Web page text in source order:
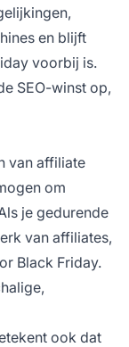
en blijft
voorbij is.
SEO-winst op,
van affiliate
om
je gedurende
van affiliates,
Black Friday.
ook dat